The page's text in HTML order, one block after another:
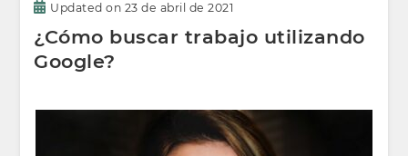
Updated on 23 de abril de 2021
¿Cómo buscar trabajo utilizando
Google?